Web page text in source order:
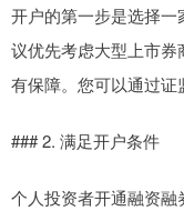
开户的第一步是选择
议优先考虑大型上市
有保障。您可以通过证
### 2. 满足开户条件
个人投资者开通融资融